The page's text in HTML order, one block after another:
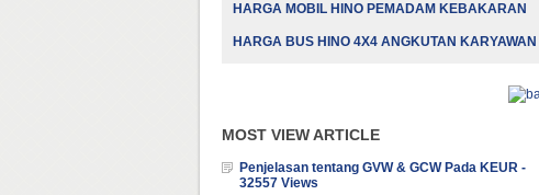
HARGA MOBIL HINO PEMADAM KEBAKARAN
HARGA BUS HINO 4X4 ANGKUTAN KARYAWAN
MOST VIEW ARTICLE
Penjelasan tentang GVW & GCW Pada KEUR -
32557 Views